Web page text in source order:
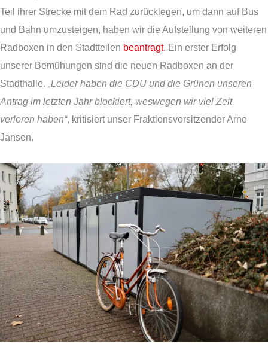
Teil ihrer Strecke mit dem Rad zurücklegen, um dann auf Bus
und Bahn umzusteigen, haben wir die Aufstellung von weiteren
Radboxen in den Stadtteilen beantragt. Ein erster Erfolg
unserer Bemühungen sind die neuen Radboxen an der
Stadthalle. „Leider haben die CDU und die Grünen unseren
Antrag im letzten Jahr blockiert, weswegen wir viel Zeit
verloren haben“, kritisiert unser Fraktionsvorsitzender Arno
Jansen.